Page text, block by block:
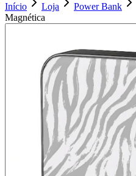
Início Loja Power Bank
Magnética